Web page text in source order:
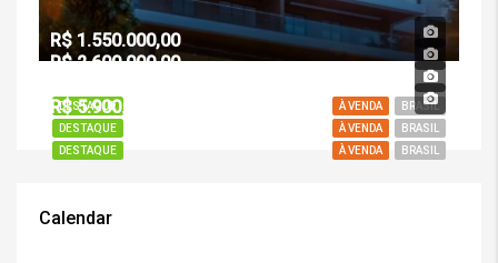
R$ 1.550.000,00
DESTAQUE À VENDA BRASIL
R$ 2.600.000,00
DESTAQUE À VENDA BRASIL
DESTAQUE À VENDA BRASIL
R$ 5.900.000,00
Calendar